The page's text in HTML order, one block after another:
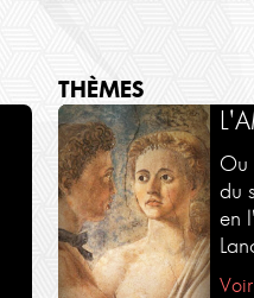
Une
Voir plus
Une
leurs
Voir
THÈMES
Ou
du
en